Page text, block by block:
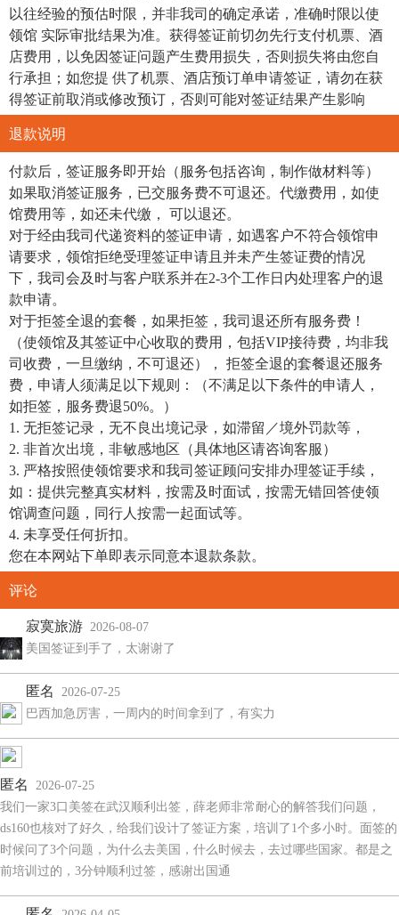
以往经验的预估时限，并非我司的确定承诺，准确时限以使
领馆 实际审批结果为准。获得签证前切勿先行支付机票、酒
店费用，以免因签证问题产生费用损失，否则损失将由您自
行承担；如您提 供了机票、酒店预订单申请签证，请勿在获
得签证前取消或修改预订，否则可能对签证结果产生影响
退款说明
付款后，签证服务即开始（服务包括咨询，制作做材料等）
如果取消签证服务，已交服务费不可退还。代缴费用，如使
馆费用等，如还未代缴， 可以退还。
对于经由我司代递资料的签证申请，如遇客户不符合领馆申
请要求，领馆拒绝受理签证申请且并未产生签证费的情况
下，我司会及时与客户联系并在2-3个工作日内处理客户的退
款申请。
对于拒签全退的套餐，如果拒签，我司退还所有服务费！
（使领馆及其签证中心收取的费用，包括VIP接待费，均非我
司收费，一旦缴纳，不可退还）， 拒签全退的套餐退还服务
费，申请人须满足以下规则：（不满足以下条件的申请人，
如拒签，服务费退50%。）
1. 无拒签记录，无不良出境记录，如滞留／境外罚款等，
2. 非首次出境，非敏感地区（具体地区请咨询客服）
3. 严格按照使领馆要求和我司签证顾问安排办理签证手续，
如：提供完整真实材料，按需及时面试，按需无错回答使领
馆调查问题，同行人按需一起面试等。
4. 未享受任何折扣。
您在本网站下单即表示同意本退款条款。
评论
寂寞旅游 2026-08-07
美国签证到手了，太谢谢了
匿名 2026-07-25
巴西加急厉害，一周内的时间拿到了，有实力
匿名 2026-07-25
我们一家3口美签在武汉顺利出签，薛老师非常耐心的解答我们问题，
ds160也核对了好久，给我们设计了签证方案，培训了1个多小时。面签的
时候问了3个问题，为什么去美国，什么时候去，去过哪些国家。都是之
前培训过的，3分钟顺利过签，感谢出国通